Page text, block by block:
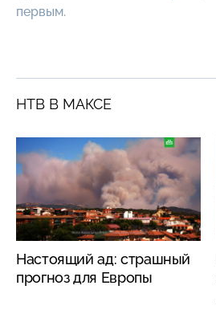
первым.
НТВ В МАКСЕ
Настоящий ад: страшный
прогноз для Европы